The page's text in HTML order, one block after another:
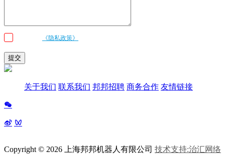
《隐私政策》
提交
关于我们 联系我们 邦邦招聘 商务合作 友情链接
Copyright © 2026 上海邦邦机器人有限公司 技术支持:治汇网络